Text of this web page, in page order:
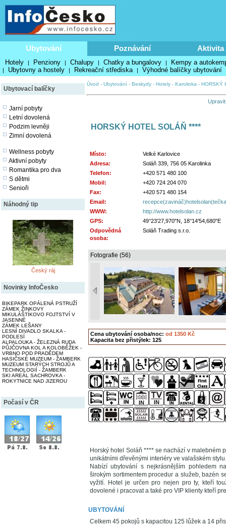
Ubytování Poznávání Aktivita
Hotely | Penziony | Chalupy | Chatky a bungalovy | Kempy a
| Ubytovny a hostely | Rekreační střediska | Výhodné balíčky ubytování
Ubytovací balíčky
Jarní pobyty
Letní dovolená
Podzim levněji
Zimní dovolená
Wellness pobyty
Aktivní pobyty
Romantika pro dva
S dětmi
Senioři
Náhodný tip
Český ráj
Novinky InfoČesko
BIKEPARK OPÁLENÁ PSTRUŽÍ
ZÁMEK ŽINKOVY
MIKULÁŠTÍKOVO FOJTSTVÍ V
JASENNÉ
ZÁMEK LEŠANY
LESNÍ DIVADLO SKALKA -
PODLESÍ
ALPALOUKA - ŽELEZNÁ RUDA
PŮJČOVNA KOL A KOLOBĚŽEK -
VRBNO POD PRADĚDEM
HASIČSKÉ MUZEUM - ŽAMBERK
MUZEUM STARÝCH STROJŮ A
TECHNOLOGIÍ - ŽAMBERK
SKI AREÁL SACHROVKA -
ROKYTNICE NAD JIZEROU
Počasí v ČR
Úvod - Ubytování - Beskydy - Hotely - Karolinka - HORSKÝ
HORSKÝ HOTEL SOLÁŇ ****
Místo:
Velké Karlovice
Adresa:
Soláň 339, 756 05 Karolinka
Telefon:
+420 571 480 100
Mobil:
+420 724 204 070
Fax:
+420 571 480 154
Email:
WWW:
http://www.hotelsolan.cz
GPS:
49°23'27,970"N, 18°14'54,680"E
Odpovědná
osoba:
Soláň Trading s.r.o.
Fotografie (56)
Cena ubytování osoba/noc: od 1350 Kč
Kapacita bez přistýlek: 125
Horský hotel Soláň **** se nachází v malebném
unikátními dřevěnými interiéry ve valašském stylu.
Nabízí ubytování s nejkrásnějším pohledem
širokým sortimentem procedur a služeb, bazén
vyžití. Hotel je určen pro nejen pro ty, kteří
dovolené i pracovat a také pro VIP klienty kteří
UBYTOVÁNÍ
Celkem 45 pokojů s kapacitou 125 lůžek a 14